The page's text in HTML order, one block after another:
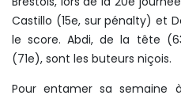
Castillo (15e, sur pénalty) et
le score. Abdi, de la tête
(71e), sont les buteurs niçois.
Pour entamer sa semaine